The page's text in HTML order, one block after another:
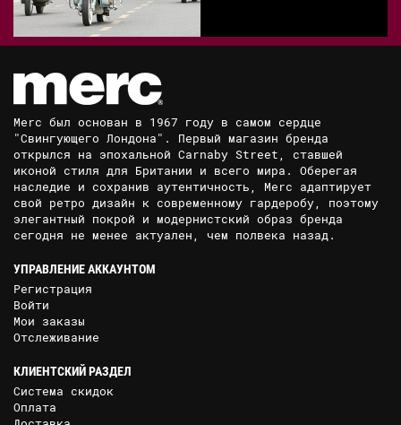
Merc был основан в 1967 году в самом сердце
"Свингующего Лондона". Первый магазин бренда
открылся на эпохальной Carnaby Street, ставшей
иконой стиля для Британии и всего мира. Оберегая
наследие и сохранив аутентичность, Merc адаптирует
свой ретро дизайн к современному гардеробу, поэтому
элегантный покрой и модернистский образ бренда
сегодня не менее актуален, чем полвека назад.
УПРАВЛЕНИЕ АККАУНТОМ
Регистрация
Войти
Мои заказы
Отслеживание
КЛИЕНТСКИЙ РАЗДЕЛ
Система скидок
Оплата